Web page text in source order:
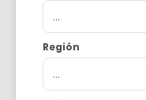
Región